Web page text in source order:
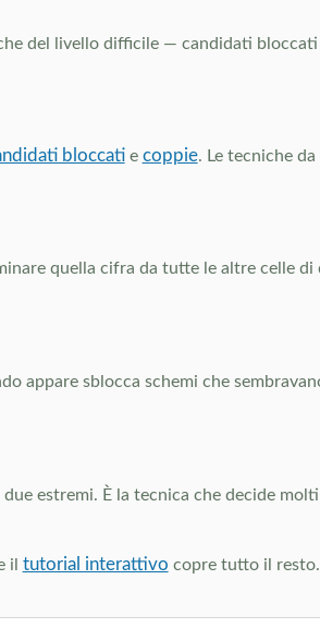
del livello difficile — candidati
bloccatie coppie. Le tecniche da
quella cifra da tutte le altre celle di
appare sblocca schemi che
estremi. È la tecnica che decide
il tutorial interattivo copre tutto il resto.